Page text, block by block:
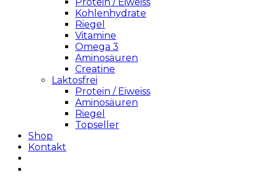
Kohlenhydrate
Riegel
Vitamine
Omega 3
Aminosäuren
Creatine
Laktosfrei
Protein / Eiweiss
Aminosäuren
Riegel
Topseller
Shop
Kontakt